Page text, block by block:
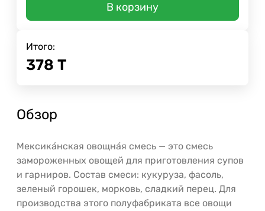
В корзину
Итого:
378 Т
Обзор
Мексика́нская овощна́я смесь — это смесь
замороженных овощей для приготовления супов
и гарниров. Состав смеси: кукуруза, фасоль,
зеленый горошек, морковь, сладкий перец. Для
производства этого полуфабриката все овощи